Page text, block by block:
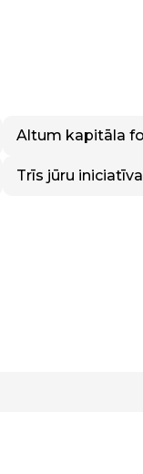
Altum kapitāla
Trīs jūru